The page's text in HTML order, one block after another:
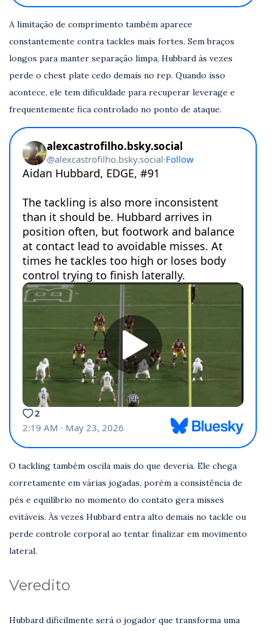
A limitação de comprimento também aparece
constantemente contra tackles mais fortes. Sem braços
longos para manter separação limpa, Hubbard às vezes
perde o chest plate cedo demais no rep. Quando isso
acontece, ele tem dificuldade para recuperar leverage e
frequentemente fica controlado no ponto de ataque.
O tackling também oscila mais do que deveria. Ele chega
corretamente em várias jogadas, porém a consistência de
pés e equilíbrio no momento do contato gera misses
evitáveis. Às vezes Hubbard entra alto demais no tackle ou
perde controle corporal ao tentar finalizar em movimento
lateral.
Veredito
Hubbard dificilmente será o jogador que transforma uma